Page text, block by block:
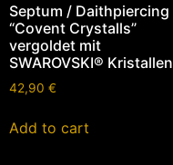
Septum / Daithpiercing
“Covent Crystalls”
vergoldet mit
SWAROVSKI® Kristallen
42,90 €
Add to cart